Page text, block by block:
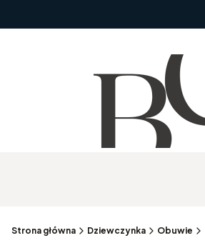
Strona główna Dziewczynka Obuwie